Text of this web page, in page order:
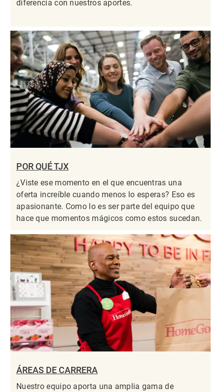
diferencia con nuestros aportes.
POR QUÉ TJX
¿Viste ese momento en el que encuentras una
oferta increíble cuando menos lo esperas? Eso es
apasionante. Como lo es ser parte del equipo que
hace que momentos mágicos como estos sucedan.
ÁREAS DE CARRERA
Nuestro equipo aporta una amplia gama de